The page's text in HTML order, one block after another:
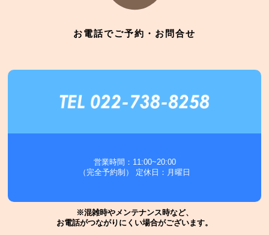
お電話でご予約・お問合せ
営業時間：11:00~20:00
（完全予約制） 定休日：月曜日
※混雑時やメンテナンス時など、
お電話がつながりにくい場合がございます。